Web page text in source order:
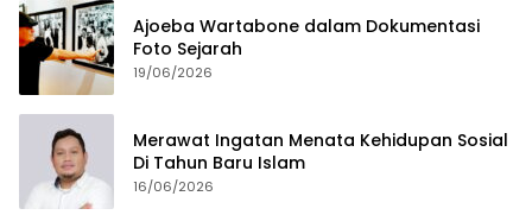
Ajoeba Wartabone dalam Dokumentasi
Foto Sejarah
19/06/2026
Merawat Ingatan Menata Kehidupan Sosial
Di Tahun Baru Islam
16/06/2026